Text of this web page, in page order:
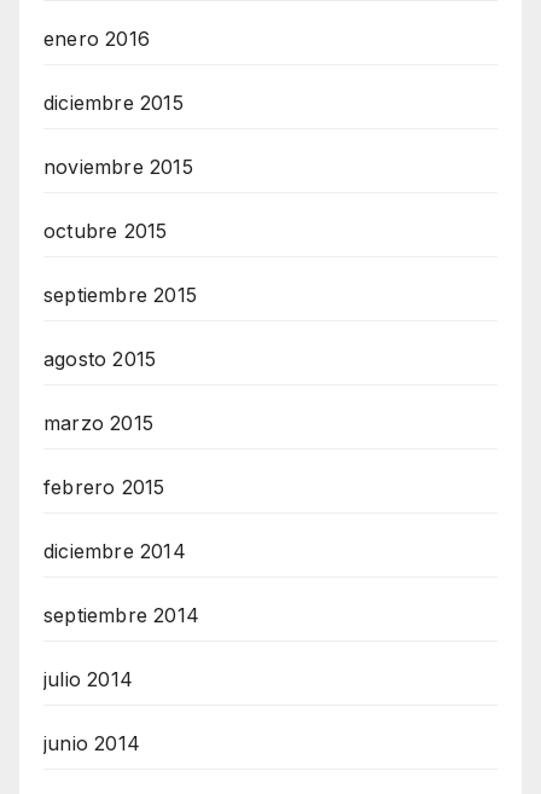
enero 2016
diciembre 2015
noviembre 2015
octubre 2015
septiembre 2015
agosto 2015
marzo 2015
febrero 2015
diciembre 2014
septiembre 2014
julio 2014
junio 2014